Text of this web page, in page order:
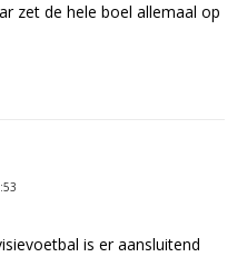
zet de hele boel allemaal op
is er aansluitend